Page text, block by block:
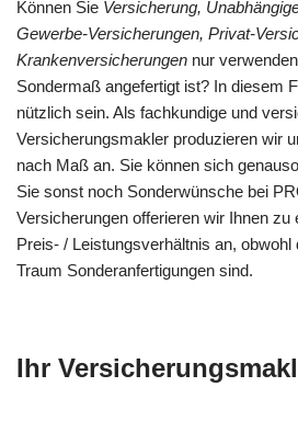
Können Sie Versicherung,
Gewerbe-Versicherungen, Privat-
Krankenversicherungen nur
Sondermaß angefertigt ist? In diesem
nützlich sein. Als fachkundige und
Versicherungsmakler produzieren wir
nach Maß an. Sie können sich
Sie sonst noch Sonderwünsche bei
Versicherungen offerieren wir Ihnen zu
Preis- / Leistungsverhältnis an, obwohl
Traum Sonderanfertigungen sind.
Ihr